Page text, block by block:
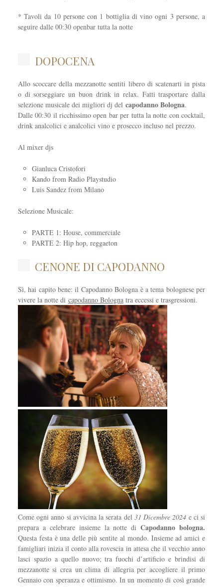
* Tavoli da 10 persone con 1 bottiglia di vino ogni 3 persone, a
seguire dalle 00:30 openbar tutta la notte
DOPOCENA
Allo scoccare della mezzanotte sentiti libero di scatenarti in pista
o di sorseggiare un buon drink in relax. Fatti trasportare dalla
selezione musicale dei migliori dj del capodanno Bologna.
Dalle 00:30 il ricchissimo open bar per tutta la notte con cocktail,
drink analcolici e analcolici vino e prosecco incluso nel prezzo.
Al mixer djs
Gianluca Cristofori
Kando from Radio Playstudio
Luis Sandez from Milano
Selezione Musicale:
PARTE 1: House, commerciale
PARTE 2: Hip hop, reggaeton
CENONE DI CAPODANNO
Sì, hai capito bene: il Capodanno Bologna è a tema bolognese per
vivere la notte di capodanno Bolognatra eccessi e trasgressioni.
Come ogni anno si avvicina la serata del 31 Dicembre 2024 e ci si
prepara a celebrare insieme la notte diCapodanno bologna.
Questa festa è una delle più sentite al mondo. Insieme ad amici e
famigliari inizia il conto alla rovescia in attesa che il vecchio anno
lasci spazio a quello nuovo; tra fuochi d’artificio e brindisi di
mezzanotte si crea un clima di allegria per accogliere il primo
Gennaio con speranza e ottimismo. In un momento di così grande